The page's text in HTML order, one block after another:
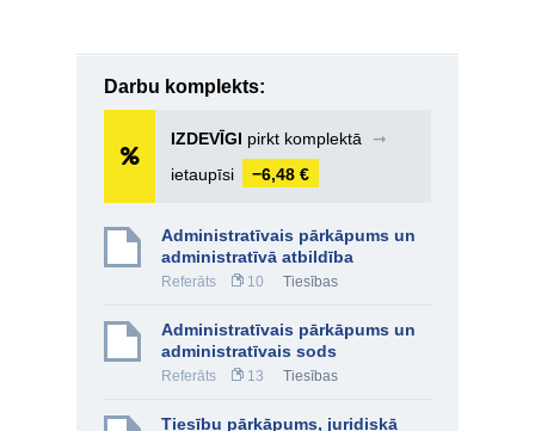
Darbu komplekts:
IZDEVĪGI pirkt komplektā
➞
ietaupīsi
−6,48 €
Administratīvais pārkāpums un
administratīvā atbildība
Referāts 10 Tiesības
Administratīvais pārkāpums un
administratīvais sods
Referāts 13 Tiesības
Tiesību pārkāpums, juridiskā